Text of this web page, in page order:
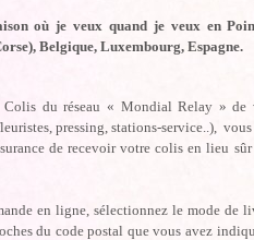
où je veux quand je veux en
Belgique, Luxembourg, Espagne.
du réseau « Mondial Relay »
pressing, stations-service..),
de recevoir votre colis en lieu
en ligne, sélectionnez le mode de
du code postal que vous avez